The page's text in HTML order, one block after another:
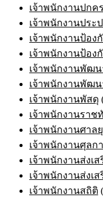
เจ้าพนักงานปกค
เจ้าพนักงานประ
เจ้าพนักงานป้อง
เจ้าพนักงานป้อง
เจ้าพนักงานพัฒ
เจ้าพนักงานพัฒ
เจ้าพนักงานพัสดุ
เจ้าพนักงานรา
เจ้าพนักงานศาล
เจ้าพนักงานศุลก
เจ้าพนักงานส่งเส
เจ้าพนักงานส่งเ
เจ้าพนักงานสถิติ